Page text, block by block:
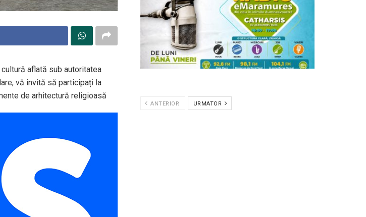
aflată sub autoritatea
vă invită să participați la
de arhitectură religioasă
ANTERIOR URMATOR